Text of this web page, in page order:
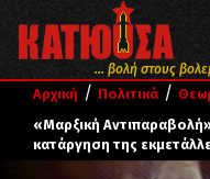
... βολή στους
Αρχική / Πολιτικά /
«Μαρξική
κατάργηση της